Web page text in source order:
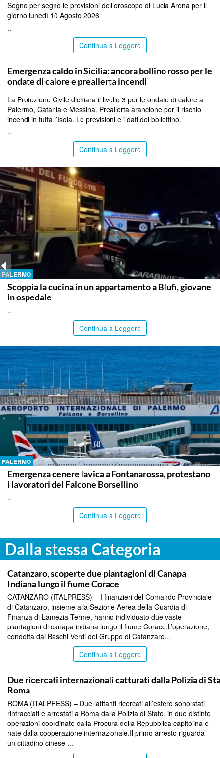
Segno per segno le previsioni dell’oroscopo di Lucia Arena per il
giorno lunedì 10 Agosto 2026
..
Continua a Leggere
Emergenza caldo in Sicilia: ancora bollino rosso per le
ondate di calore e preallerta incendi
La Protezione Civile dichiara il livello 3 per le ondate di calore a
Palermo, Catania e Messina. Preallerta arancione per il rischio
incendi in tutta l’Isola. Le previsioni e i dati del bollettino.
..
Continua a Leggere
PALERMO
Scoppia la cucina in un appartamento a Blufi, giovane
in ospedale
..
Continua a Leggere
PALERMO
Emergenza cenere lavica a Fontanarossa, protestano
i lavoratori del Falcone Borsellino
..
Continua a Leggere
Dalla stessa Categoria
TOP NEWS
Catanzaro, scoperte due piantagioni di Canapa
Indiana lungo il fiume Corace
CATANZARO (ITALPRESS) – I finanzieri del Comando Provinciale
di Catanzaro, insieme alla Sezione Aerea della Guardia di
Finanza di Lamezia Terme, hanno individuato due vaste
piantagioni di canapa indiana lungo il fiume Corace.L’operazione,
condotta dai Baschi Verdi del Gruppo di Catanzaro...
Continua a Leggere
Due ricercati internazionali catturati dalla Polizia di
Roma
ROMA (ITALPRESS) – Due latitanti ricercati all’estero sono stati
rintracciati e arrestati a Roma dalla Polizia di Stato, in due distinte
operazioni coordinate dalla Procura della Repubblica capitolina e
nate dalla cooperazione internazionale.Il primo arresto riguarda
un cittadino cinese ...